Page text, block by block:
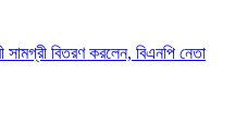
সামগ্রী বিতরণ করলেন, বিএনপি নেতা